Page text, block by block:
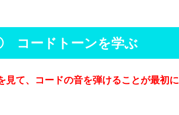
ードトーンを学ぶ
見て、コードの音を弾けることが最初に